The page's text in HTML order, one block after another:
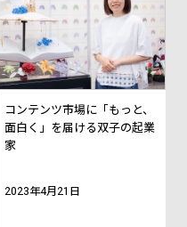
コンテンツ市場に「もっと、
面白く」を届ける双子の起業
家
2023年4月21日